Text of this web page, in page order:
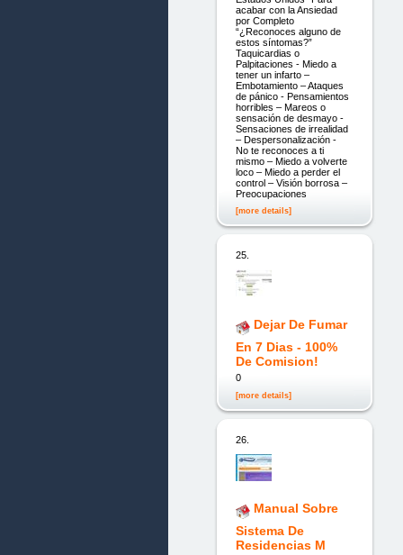
acabar con la Ansiedad
por Completo
“¿Reconoces alguno de
estos síntomas?”
Taquicardias o
Palpitaciones - Miedo a
tener un infarto –
Embotamiento – Ataques
de pánico - Pensamientos
horribles – Mareos o
sensación de desmayo -
Sensaciones de irrealidad
– Despersonalización -
No te reconoces a ti
mismo – Miedo a volverte
loco – Miedo a perder el
control – Visión borrosa –
Preocupaciones
[more details]
25.
Dejar De Fumar
En 7 Dias - 100%
De Comision!
0
[more details]
26.
Manual Sobre
Sistema De
Residencias M